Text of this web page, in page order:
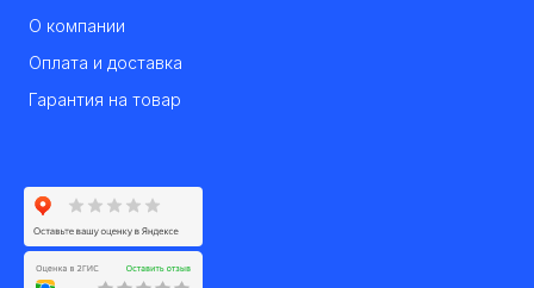
О компании
Оплата и доставка
Гарантия на товар